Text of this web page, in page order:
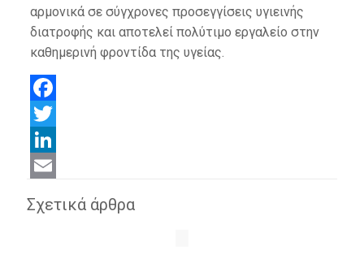
αρμονικά σε σύγχρονες προσεγγίσεις υγιεινής
διατροφής και αποτελεί πολύτιμο εργαλείο στην
καθημερινή φροντίδα της υγείας.
Facebook
Twitter
LinkedIn
Σχετικά άρθρα